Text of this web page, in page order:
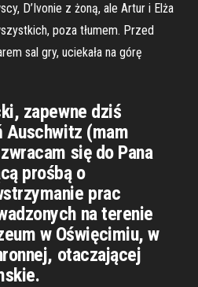
D’Ivonie z żoną, ale Artur i Elża
poza tłumem. Przed
sal gry, uciekała na górę
zapewne dziś
Auschwitz (mam
się do Pana
prośbą o
prac
na terenie
w Oświęcimiu, w
otaczającej